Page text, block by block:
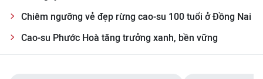
Chiêm ngưỡng vẻ đẹp rừng cao-su 100 tuổi ở Đồng Nai
Cao-su Phước Hoà tăng trưởng xanh, bền vững